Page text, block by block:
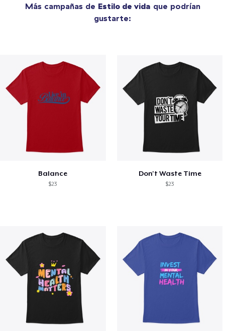
Más campañas de Estilo de vida que podrían
gustarte:
Balance
$23
Don't Waste Time
$23